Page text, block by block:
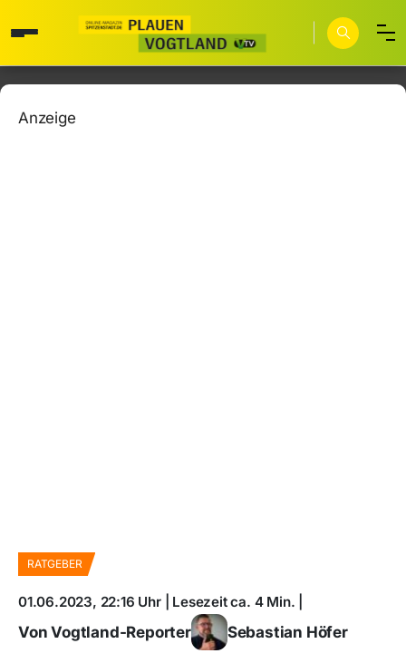
Anzeige
RATGEBER
01.06.2023, 22:16 Uhr | Lesezeit ca. 4 Min. |
Von Vogtland-Reporter Sebastian Höfer